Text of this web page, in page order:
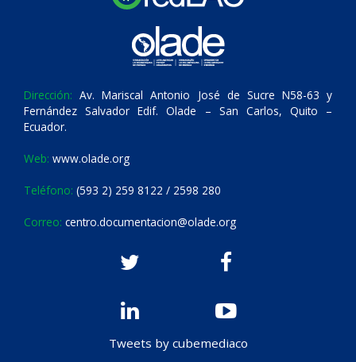
Dirección: Av. Mariscal Antonio José de Sucre N58-63 y
Fernández Salvador Edif. Olade – San Carlos, Quito –
Ecuador.
Web: www.olade.org
Teléfono: (593 2) 259 8122 / 2598 280
Correo: centro.documentacion@olade.org
Tweets by cubemediaco